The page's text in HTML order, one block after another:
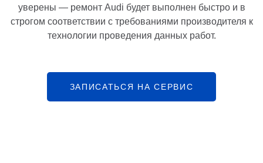
уверены — ремонт Audi будет выполнен быстро и в
строгом соответствии с требованиями производителя к
технологии проведения данных работ.
ЗАПИСАТЬСЯ НА СЕРВИС